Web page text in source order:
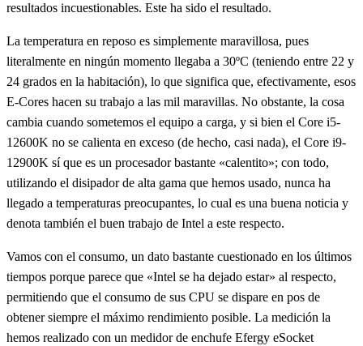
resultados incuestionables. Este ha sido el resultado.
La temperatura en reposo es simplemente maravillosa, pues
literalmente en ningún momento llegaba a 30ºC (teniendo entre 22 y
24 grados en la habitación), lo que significa que, efectivamente, esos
E-Cores hacen su trabajo a las mil maravillas. No obstante, la cosa
cambia cuando sometemos el equipo a carga, y si bien el Core i5-
12600K no se calienta en exceso (de hecho, casi nada), el Core i9-
12900K sí que es un procesador bastante «calentito»; con todo,
utilizando el disipador de alta gama que hemos usado, nunca ha
llegado a temperaturas preocupantes, lo cual es una buena noticia y
denota también el buen trabajo de Intel a este respecto.
Vamos con el consumo, un dato bastante cuestionado en los últimos
tiempos porque parece que «Intel se ha dejado estar» al respecto,
permitiendo que el consumo de sus CPU se dispare en pos de
obtener siempre el máximo rendimiento posible. La medición la
hemos realizado con un medidor de enchufe Efergy eSocket